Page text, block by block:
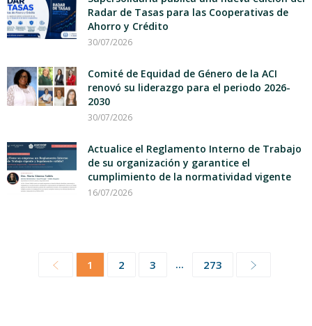
Radar de Tasas para las Cooperativas de
Ahorro y Crédito
30/07/2026
Comité de Equidad de Género de la ACI
renovó su liderazgo para el periodo 2026-
2030
30/07/2026
Actualice el Reglamento Interno de Trabajo
de su organización y garantice el
cumplimiento de la normatividad vigente
16/07/2026
1 2 3 ... 273